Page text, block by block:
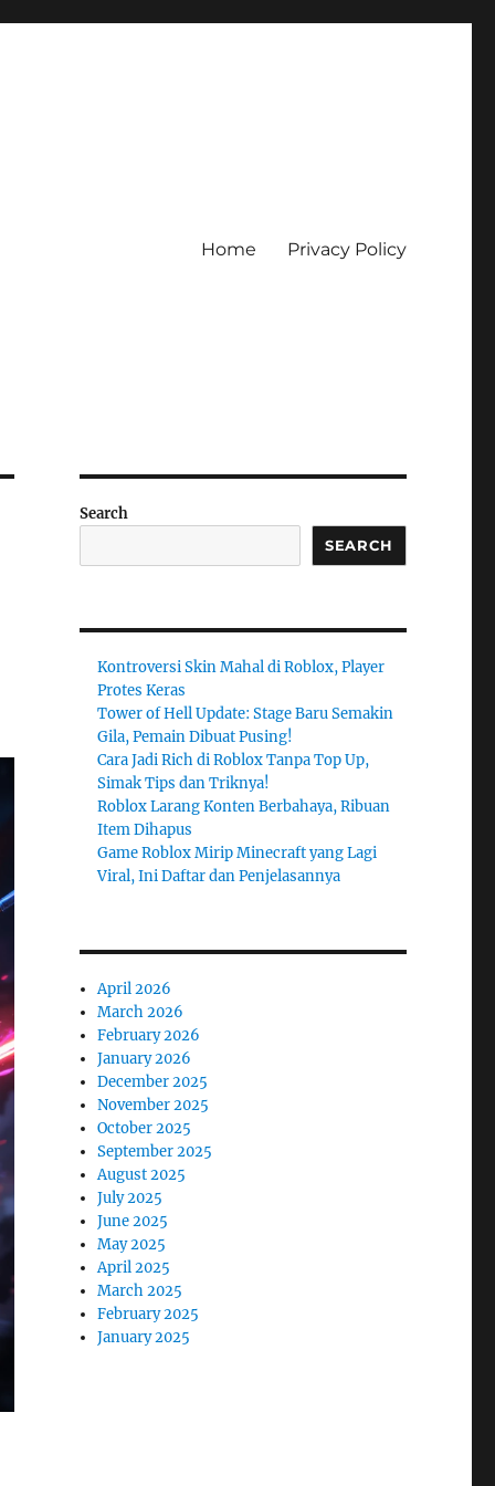
Home Privacy Policy
Search
SEARCH
Kontroversi Skin Mahal di Roblox, Player
Protes Keras
Tower of Hell Update: Stage Baru Semakin
Gila, Pemain Dibuat Pusing!
Cara Jadi Rich di Roblox Tanpa Top Up,
Simak Tips dan Triknya!
Roblox Larang Konten Berbahaya, Ribuan
Item Dihapus
Game Roblox Mirip Minecraft yang Lagi
Viral, Ini Daftar dan Penjelasannya
April 2026
March 2026
February 2026
January 2026
December 2025
November 2025
October 2025
September 2025
August 2025
July 2025
June 2025
May 2025
April 2025
March 2025
February 2025
January 2025